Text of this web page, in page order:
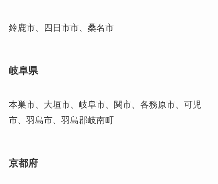
鈴鹿市、四日市市、桑名市
岐阜県
本巣市、大垣市、岐阜市、関市、各務原市、可児
市、羽島市、羽島郡岐南町
京都府